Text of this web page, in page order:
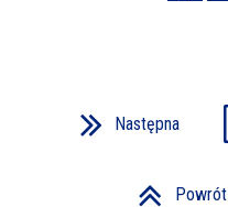
Następna
Powrót